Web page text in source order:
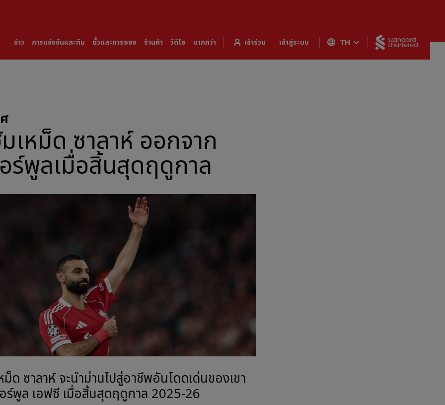
ข่าว การแข่งขันและทีม ตั๋วและการจอง ร้านค้า วีดีโอ มากกว่า เข้าร่วม เข้าสู่ระบบ TH
เหม็ด ซาลาห์ ออกจาก
ร์พูลเมื่อสิ้นสุดฤดูกาล
ม็ด ซาลาห์ จะนำม่านไปสู่อาชีพอันโดดเด่นของเขา
ร์พูล เอฟซี เมื่อสิ้นสุดฤดูกาล 2025-26